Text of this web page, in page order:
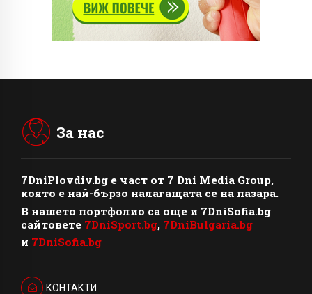
За нас
7DniPlovdiv.bg e част от 7 Dni Media Group,
която е най-бързо налагащата се на пазара.
В нашето портфолио са още и 7DniSofia.bg
сайтовете 7DniSport.bg, 7DniBulgaria.bg
и 7DniSofia.bg
КОНТАКТИ